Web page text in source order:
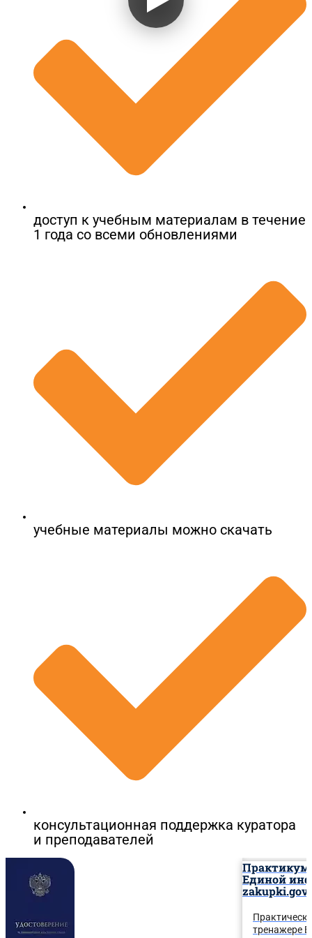
доступ к учебным материалам в течение
1 года со всеми обновлениями
учебные материалы можно скачать
консультационная поддержка куратора
и преподавателей
Единой
тренажере